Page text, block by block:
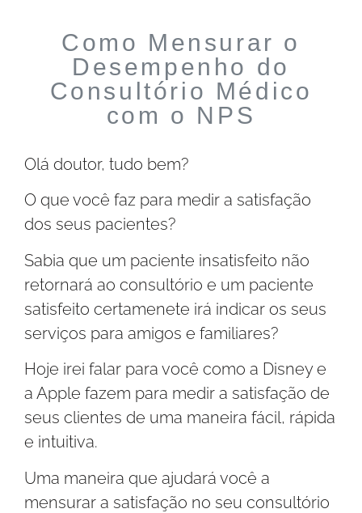
Como Mensurar o
Desempenho do
Consultório Médico
com o NPS
Olá doutor, tudo bem?
O que você faz para medir a satisfação
dos seus pacientes?
Sabia que um paciente insatisfeito não
retornará ao consultório e um paciente
satisfeito certamenete irá indicar os seus
serviços para amigos e familiares?
Hoje irei falar para você como a Disney e
a Apple fazem para medir a satisfação de
seus clientes de uma maneira fácil, rápida
e intuitiva.
Uma maneira que ajudará você a
mensurar a satisfação no seu consultório